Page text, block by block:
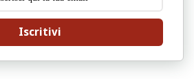
Iscritivi